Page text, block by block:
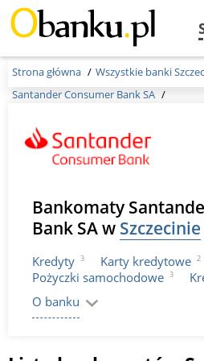
Menu
Strona główna
Wszystkie banki
Santander Consumer Bank SA
Bankomaty
Bank SA w Szczecinie
Kredyty 3 Karty kredytowe 2
Pożyczki samochodowe 3
O banku